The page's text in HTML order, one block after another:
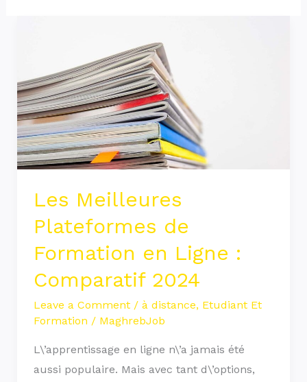
Les Meilleures
Plateformes de
Formation en Ligne :
Comparatif 2024
Leave a Comment / à distance, Etudiant Et
Formation / MaghrebJob
L\’apprentissage en ligne n\’a jamais été
aussi populaire. Mais avec tant d\’options,
Plateformes
de
Formation
en
Ligne
:
2024